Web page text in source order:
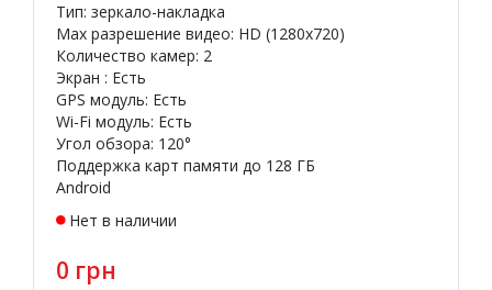
Тип: зеркало-накладка
Max разрешение видео: HD (1280x720)
Количество камер: 2
Экран : Есть
GPS модуль: Есть
Wi-Fi модуль: Есть
Угол обзора: 120°
Поддержка карт памяти до 128 ГБ
Android
Нет в наличии
0 грн